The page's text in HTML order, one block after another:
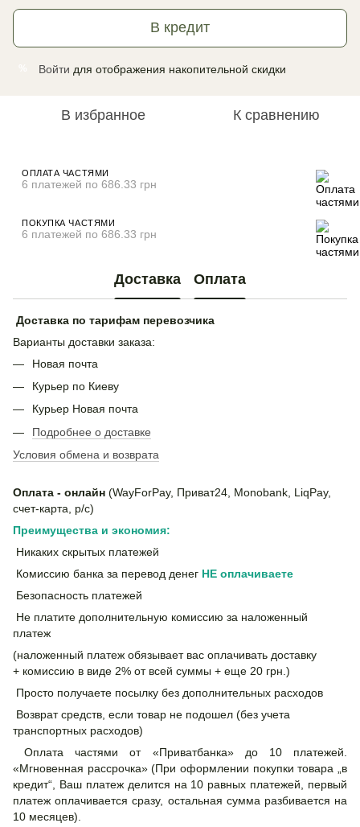
В кредит
Войти для отображения накопительной скидки
В избранное К сравнению
ОПЛАТА ЧАСТЯМИ
6 платежей по 686.33 грн
ПОКУПКА ЧАСТЯМИ
6 платежей по 686.33 грн
Доставка Оплата
Доставка по тарифам перевозчика
Варианты доставки заказа:
Новая почта
Курьер по Киеву
Курьер Новая почта
Подробнее о доставке
Условия обмена и возврата
Оплата - онлайн (WayForPay, Приват24, Monobank, LiqPay,
счет-карта, р/с)
Преимущества и экономия:
Никаких скрытых платежей
Комиссию банка за перевод денег НЕ оплачиваете
Безопасность платежей
Не платите дополнительную комиссию за наложенный
платеж
(наложенный платеж обязывает вас оплачивать доставку
+ комиссию в виде 2% от всей суммы + еще 20 грн.)
Просто получаете посылку без дополнительных расходов
Возврат средств, если товар не подошел (без учета
транспортных расходов)
Оплата частями от «Приватбанка» до 10 платежей.
«Мгновенная рассрочка» (При оформлении покупки товара „в
кредит“, Ваш платеж делится на 10 равных платежей, первый
платеж оплачивается сразу, остальная сумма разбивается на
10 месяцев).